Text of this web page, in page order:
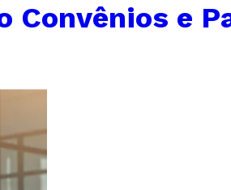
Convênios e